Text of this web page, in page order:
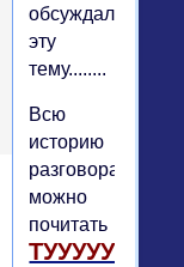
обсуждали
эту
тему........
Всю
историю
разговора
можно
почитать